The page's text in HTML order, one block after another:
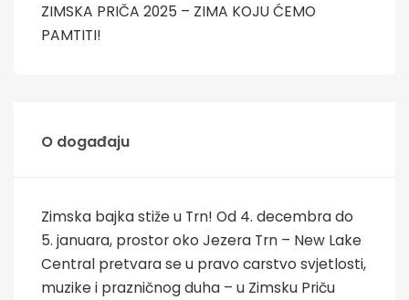
ZIMSKA PRIČA 2025 – ZIMA KOJU ĆEMO
PAMTITI!
O događaju
Zimska bajka stiže u Trn! Od 4. decembra do
5. januara, prostor oko Jezera Trn – New Lake
Central pretvara se u pravo carstvo svjetlosti,
muzike i prazničnog duha – u Zimsku Priču